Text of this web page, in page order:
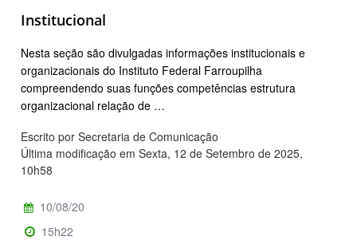
Institucional
Nesta seção são divulgadas informações institucionais e
organizacionais do Instituto Federal Farroupilha
compreendendo suas funções competências estrutura
organizacional relação de …
Escrito por Secretaria de Comunicação
Última modificação em Sexta, 12 de Setembro de 2025,
10h58
10/08/20
15h22